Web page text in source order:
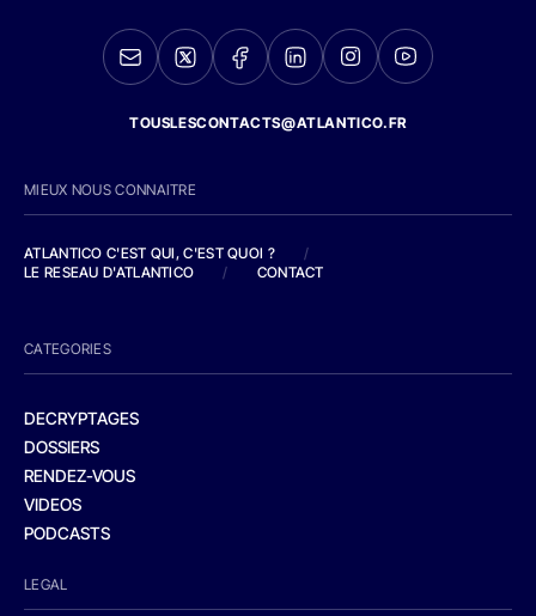
TOUSLESCONTACTS@ATLANTICO.FR
MIEUX NOUS CONNAITRE
ATLANTICO C'EST QUI, C'EST QUOI ?
/
LE RESEAU D'ATLANTICO
/ CONTACT
CATEGORIES
DECRYPTAGES
DOSSIERS
RENDEZ-VOUS
VIDEOS
PODCASTS
LEGAL